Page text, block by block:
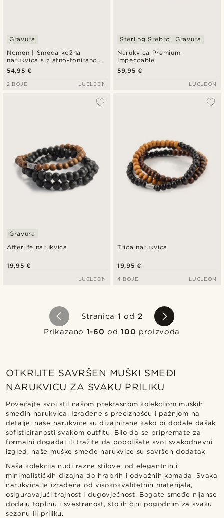
Nomen | Smeđa kožna
narukvica s zlatno-toniranom
ID pločicom
Gravura
54,95 €
2 BOJE LUCLEON
Narukvica Premium
Impeccable
Sterling Srebro Gravura
59,95 €
LUCLEON
Afterlife narukvica
Gravura
19,95 €
LUCLEON
Trica narukvica
19,95 €
4 BOJE LUCLEON
Stranica 1 od 2
Prikazano 1-60 od100 proizvoda
OTKRIJTE SAVRŠEN MUŠKI SMEĐI
NARUKVICU ZA SVAKU PRILIKU
Povećajte svoj stil našom prekrasnom kolekcijom muških
smeđih narukvica. Izrađene s preciznošću i pažnjom na
detalje, naše narukvice su dizajnirane kako bi dodale dašak
sofisticiranosti svakom outfitu. Bilo da se pripremate za
formalni događaj ili tražite da poboljšate svoj svakodnevni
izgled, naše muške smeđe narukvice su savršen dodatak.
Naša kolekcija nudi razne stilove, od elegantnih i
minimalističkih dizajna do hrabrih i odvažnih komada. Svaka
narukvica je izrađena od visokokvalitetnih materijala,
osiguravajući trajnost i dugovječnost. Bogate smeđe nijanse
dodaju toplinu i svestranost, što ih čini pogodnim za svaku
sezonu ili priliku.